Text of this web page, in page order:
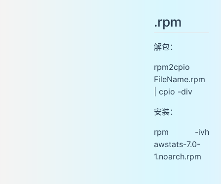
.rpm
解包：
rpm2cpio
FileName.rpm
| cpio -div
安装：
rpm -ivh
awstats-7.0-
1.noarch.rpm